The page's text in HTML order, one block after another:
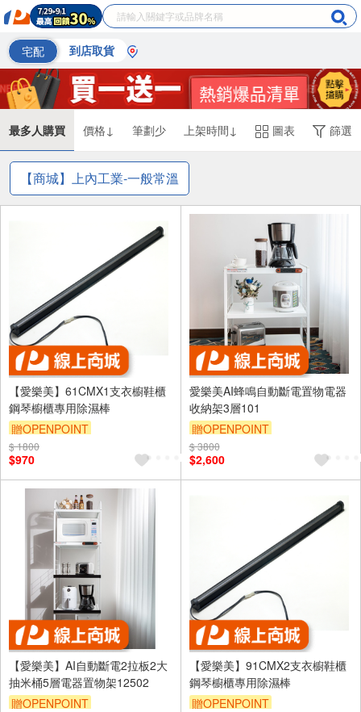
宅配 到店取貨
最多人購買 價格↓ 筆劃少 上架時間↓ 圖表 篩選
【商城】上內工業-一般常溫
【愛樂美】61CMX1支衣櫥鞋櫃
鋼琴櫥櫃專用除濕棒
贈OPENPOINT
$ 1800
$970
愛樂美AI蜂鳴自動斷電置物電器
收納架3層101
贈OPENPOINT
$ 3800
$2,600
【愛樂美】AI自動斷電2拉板2大
抽米桶5層電器置物架12502
贈OPENPOINT
【愛樂美】91CMX2支衣櫥鞋櫃
鋼琴櫥櫃專用除濕棒
贈OPENPOINT